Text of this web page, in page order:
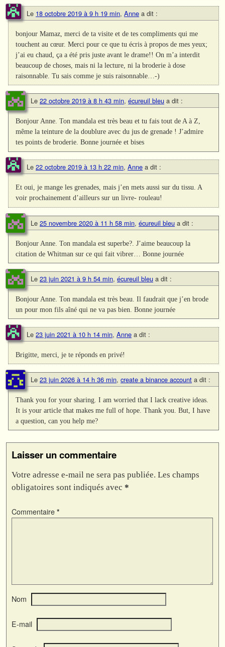
Le 18 octobre 2019 à 9 h 19 min, Anne a dit :
bonjour Mamaz, merci de ta visite et de tes compliments qui me
touchent au cœur. Merci pour ce que tu écris à propos de mes yeux;
j’ai eu chaud, ça a été pris juste avant le drame!! On m’a interdit
beaucoup de choses, mais ni la lecture, ni la broderie à dose
raisonnable. Tu sais comme je suis raisonnable…-)
Le 22 octobre 2019 à 8 h 43 min, écureuil bleu a dit :
Bonjour Anne. Ton mandala est très beau et tu fais tout de A à Z,
même la teinture de la doublure avec du jus de grenade ! J’admire
tes points de broderie. Bonne journée et bises
Le 22 octobre 2019 à 13 h 22 min, Anne a dit :
Et oui, je mange les grenades, mais j’en mets aussi sur du tissu. A
voir prochainement d’ailleurs sur un livre- rouleau!
Le 25 novembre 2020 à 11 h 58 min, écureuil bleu a dit :
Bonjour Anne. Ton mandala est superbe?. J’aime beaucoup la
citation de Whitman sur ce qui fait vibrer… Bonne journée
Le 23 juin 2021 à 9 h 54 min, écureuil bleu a dit :
Bonjour Anne. Ton mandala est très beau. Il faudrait que j’en brode
un pour mon fils aîné qui ne va pas bien. Bonne journée
Le 23 juin 2021 à 10 h 14 min, Anne a dit :
Brigitte, merci, je te réponds en privé!
Le 23 juin 2026 à 14 h 36 min, create a binance account a dit :
Thank you for your sharing. I am worried that I lack creative ideas.
It is your article that makes me full of hope. Thank you. But, I have
a question, can you help me?
Laisser un commentaire
Votre adresse e-mail ne sera pas publiée. Les champs
obligatoires sont indiqués avec *
Commentaire *
Nom
E-mail